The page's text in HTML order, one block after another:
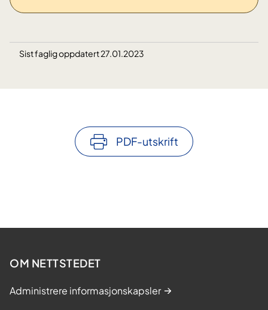
Sist faglig oppdatert 27.01.2023
PDF-utskrift
OM NETTSTEDET
Administrere informasjonskapsler